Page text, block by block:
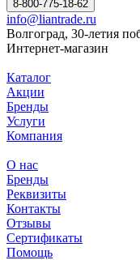
8-800-775-18-62
info@liantrade.ru
Волгоград, 30-летия
Интернет-магазин
Каталог
Акции
Бренды
Услуги
Компания
О нас
Бренды
Реквизиты
Контакты
Отзывы
Сертификаты
Помощь